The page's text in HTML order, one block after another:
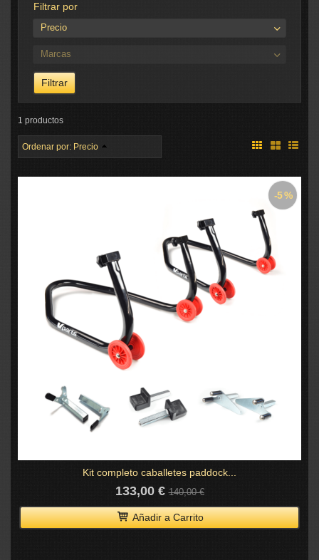
Filtrar por
Precio
Marcas
1 productos
Ordenar por: Precio
-5 %
Kit completo caballetes paddock...
133,00 €140,00 €
Añadir a Carrito